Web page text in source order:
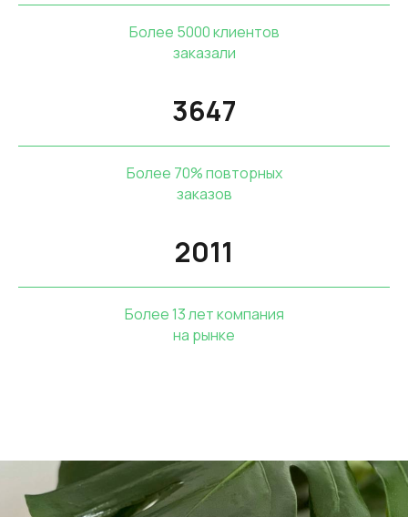
Более 5000 клиентов
заказали
3647
Более 70% повторных
заказов
2011
Более 13 лет компания
на рынке